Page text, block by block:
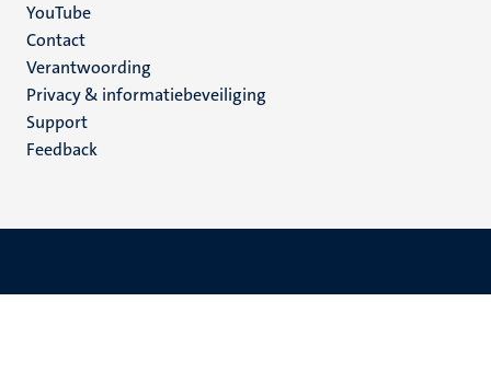
YouTube
Menu
footer
(NL)
Contact
Verantwoording
Privacy & informatiebeveiliging
Support
Feedback